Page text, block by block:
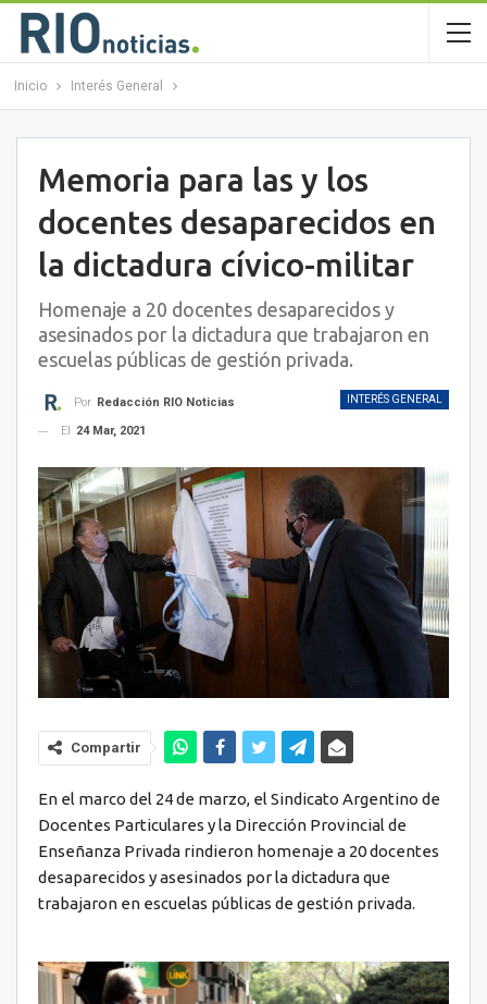
Inicio Interés General
Memoria para las y los
docentes desaparecidos en
la dictadura cívico-militar
Homenaje a 20 docentes desaparecidos y
asesinados por la dictadura que trabajaron en
escuelas públicas de gestión privada.
INTERÉS GENERAL
Por Redacción RIO Noticias
El
24 Mar, 2021
Compartir
En el marco del 24 de marzo, el Sindicato Argentino de
Docentes Particulares y la Dirección Provincial de
Enseñanza Privada rindieron homenaje a 20 docentes
desaparecidos y asesinados por la dictadura que
trabajaron en escuelas públicas de gestión privada.